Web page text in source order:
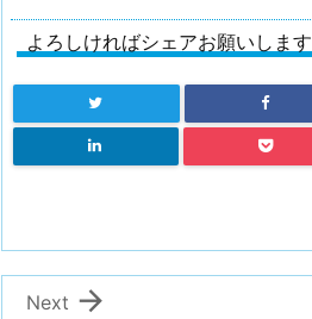
よろしければシェアお願いします

Next